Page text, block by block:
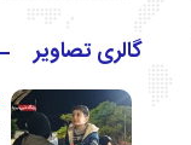
گالری تصاویر